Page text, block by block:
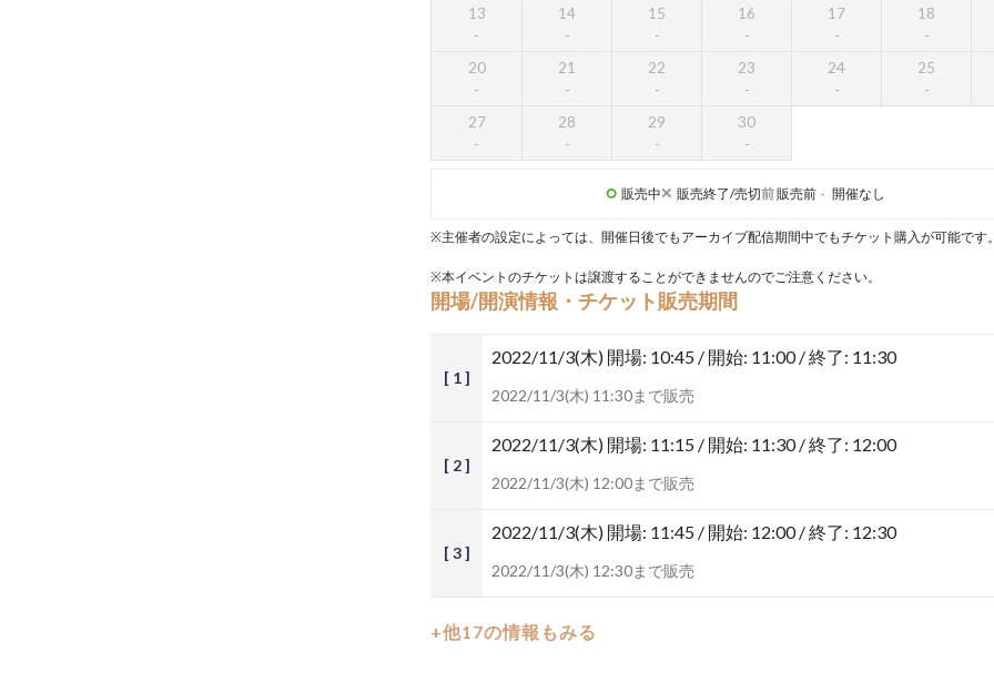
13 14 15 16 17 18
20 21 22 23 24 25
27 28 29 30
販売中 販売終了/売切前販売前 - 開催なし
※主催者の設定によっては、開催日後でもアーカイブ配信期間中でもチケット購入が可能です。
※本イベントのチケットは譲渡することができませんのでご注意ください。
開場/開演情報・チケット販売期間
[ 1 ]
2022/11/3(木) 開場: 10:45 / 開始: 11:00 / 終了: 11:30
2022/11/3(木) 11:30まで販売
[ 2 ]
2022/11/3(木) 開場: 11:15 / 開始: 11:30 / 終了: 12:00
2022/11/3(木) 12:00まで販売
[ 3 ]
2022/11/3(木) 開場: 11:45 / 開始: 12:00 / 終了: 12:30
2022/11/3(木) 12:30まで販売
+他17の情報もみる